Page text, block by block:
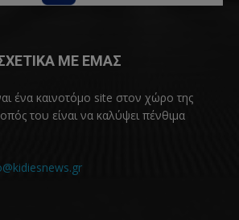
ΜΕ ΕΜΑΣ
ένα καινοτόμο site στον χώρο της
του είναι να καλύψει πένθιμα